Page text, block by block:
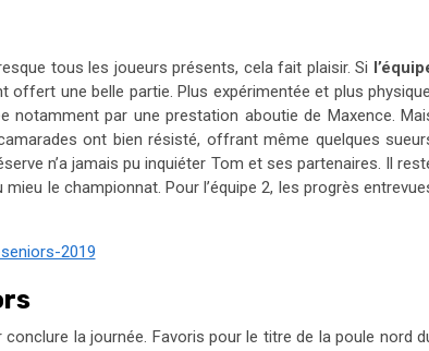
tous les joueurs présents, cela fait plaisir. Si
offert une belle partie. Plus expérimentée et plus
notamment par une prestation aboutie de Maxence.
ont bien résisté, offrant même quelques
n’a jamais pu inquiéter Tom et ses partenaires. Il
le championnat. Pour l’équipe 2, les progrès
la journée. Favoris pour le titre de la poule nord